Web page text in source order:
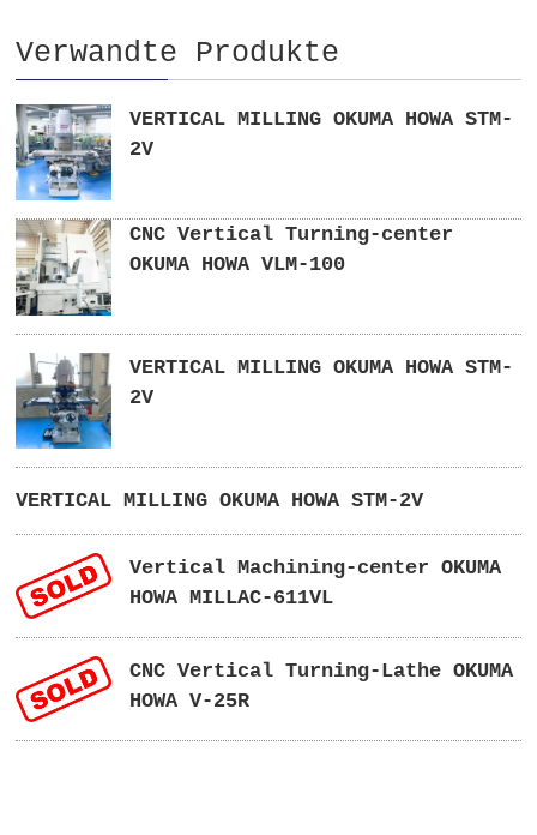
Verwandte Produkte
VERTICAL MILLING OKUMA HOWA STM-
2V
CNC Vertical Turning-center
OKUMA HOWA VLM-100
VERTICAL MILLING OKUMA HOWA STM-
2V
VERTICAL MILLING OKUMA HOWA STM-2V
Vertical Machining-center OKUMA
HOWA MILLAC-611VL
CNC Vertical Turning-Lathe OKUMA
HOWA V-25R